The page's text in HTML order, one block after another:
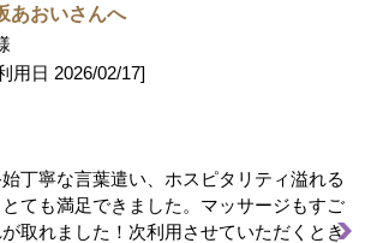
あおいさんへ
用日 2026/02/17]
丁寧な言葉遣い、ホスピタリティ溢れる
ても満足できました。マッサージもすご
取れました！次利用させていただくとき